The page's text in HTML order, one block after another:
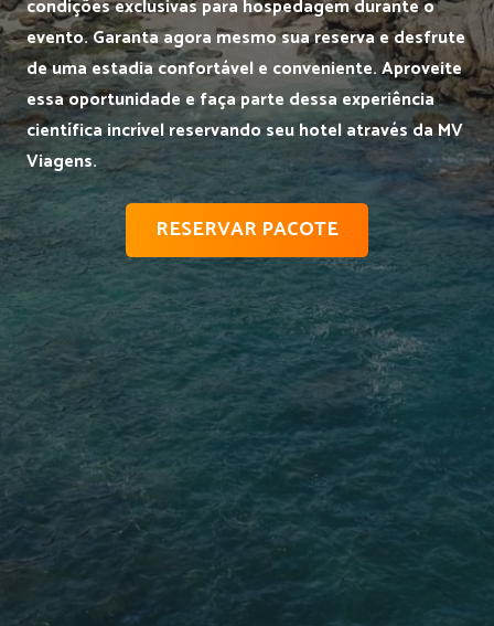
condições exclusivas para hospedagem durante o
evento. Garanta agora mesmo sua reserva e desfrute
de uma estadia confortável e conveniente. Aproveite
essa oportunidade e faça parte dessa experiência
científica incrível reservando seu hotel através da MV
Viagens.
RESERVAR PACOTE